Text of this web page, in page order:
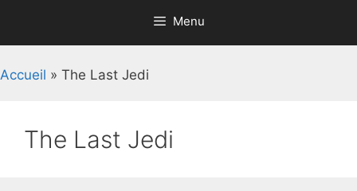
Menu
Accueil » The Last Jedi
The Last Jedi